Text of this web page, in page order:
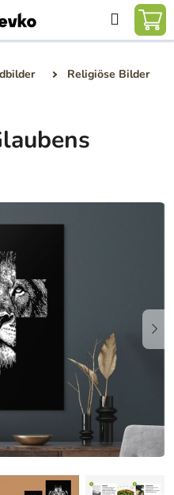
Suchen
Religiöse Bilder